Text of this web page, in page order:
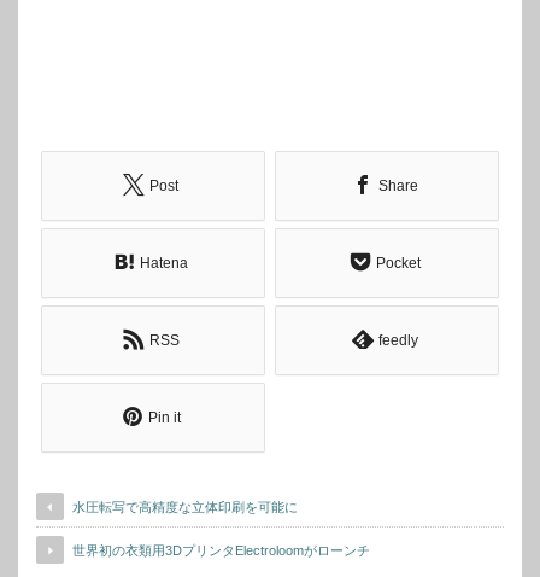
Post Share
Hatena Pocket
RSS feedly
Pin it
水圧転写で高精度な立体印刷を可能に
世界初の衣類用3DプリンタElectroloomがローンチ